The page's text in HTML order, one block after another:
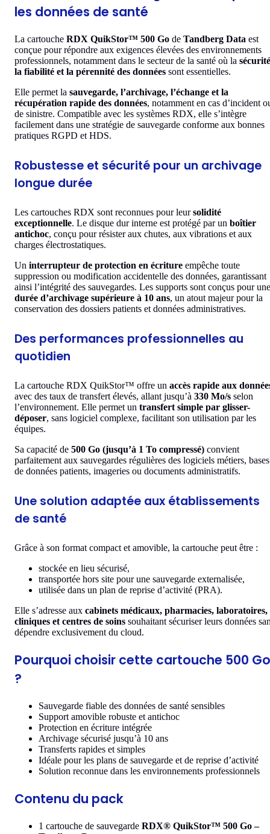
les données de santé
La cartouche RDX QuikStor™ 500 Go de Tandberg Data est
conçue pour répondre aux exigences élevées des environnements
professionnels, notamment dans le secteur de la santé où la
la fiabilité et la pérennité des données sont essentielles.
Elle permet la sauvegarde, l’archivage, l’échange et la
récupération rapide des données, notamment en cas d’incident
de sinistre. Compatible avec les systèmes RDX, elle s’intègre
facilement dans une stratégie de sauvegarde conforme aux bonnes
pratiques RGPD et HDS.
Robustesse et sécurité pour un archivage
longue durée
Les cartouches RDX sont reconnues pour leursolidité
exceptionnelle. Le disque dur interne est protégé par un boîtier
antichoc, conçu pour résister aux chutes, aux vibrations et aux
charges électrostatiques.
Un interrupteur de protection en écriture empêche toute
suppression ou modification accidentelle des données, garantissant
ainsi l’intégrité des sauvegardes. Les supports sont conçus pour une
durée d’archivage supérieure à 10 ans, un atout majeur pour la
conservation des dossiers patients et données administratives.
Des performances professionnelles au
quotidien
La cartouche RDX QuikStor™ offre un accès rapide aux
avec des taux de transfert élevés, allant jusqu’à 330 Mo/s selon
l’environnement. Elle permet un transfert simple par glisser-
déposer, sans logiciel complexe, facilitant son utilisation par les
équipes.
Sa capacité de 500 Go (jusqu’à 1 To compressé) convient
parfaitement aux sauvegardes régulières des logiciels métiers, bases
de données patients, imageries ou documents administratifs.
Une solution adaptée aux établissements
de santé
Grâce à son format compact et amovible, la cartouche peut être :
stockée en lieu sécurisé,
transportée hors site pour une sauvegarde externalisée,
utilisée dans un plan de reprise d’activité (PRA).
Elle s’adresse aux cabinets médicaux, pharmacies, laboratoires,
cliniques et centres de soins souhaitant sécuriser leurs données
dépendre exclusivement du cloud.
Pourquoi choisir cette cartouche 500 Go
?
Sauvegarde fiable des données de santé sensibles
Support amovible robuste et antichoc
Protection en écriture intégrée
Archivage sécurisé jusqu’à 10 ans
Transferts rapides et simples
Idéale pour les plans de sauvegarde et de reprise d’activité
Solution reconnue dans les environnements professionnels
Contenu du pack
1 cartouche de sauvegarde RDX® QuikStor™ 500 Go –